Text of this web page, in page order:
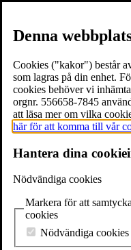
≡ Meny
Böcker
Föreläsare
Volantebloggen
Pressrum
Om Volante
Kontakt
Denna
Cookies ("kakor") består
som lagras på din enhet.
cookies behöver vi
orgnr. 556658-7845
att läsa mer om vilka
här för att komma till vår
Hantera dina
Nödvändiga cookies
Markera för att
cookies
Nödvändiga cookies